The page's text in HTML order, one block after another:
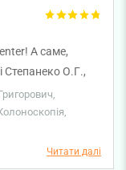
А саме,
Степанеко О.Г.,
Читати далі